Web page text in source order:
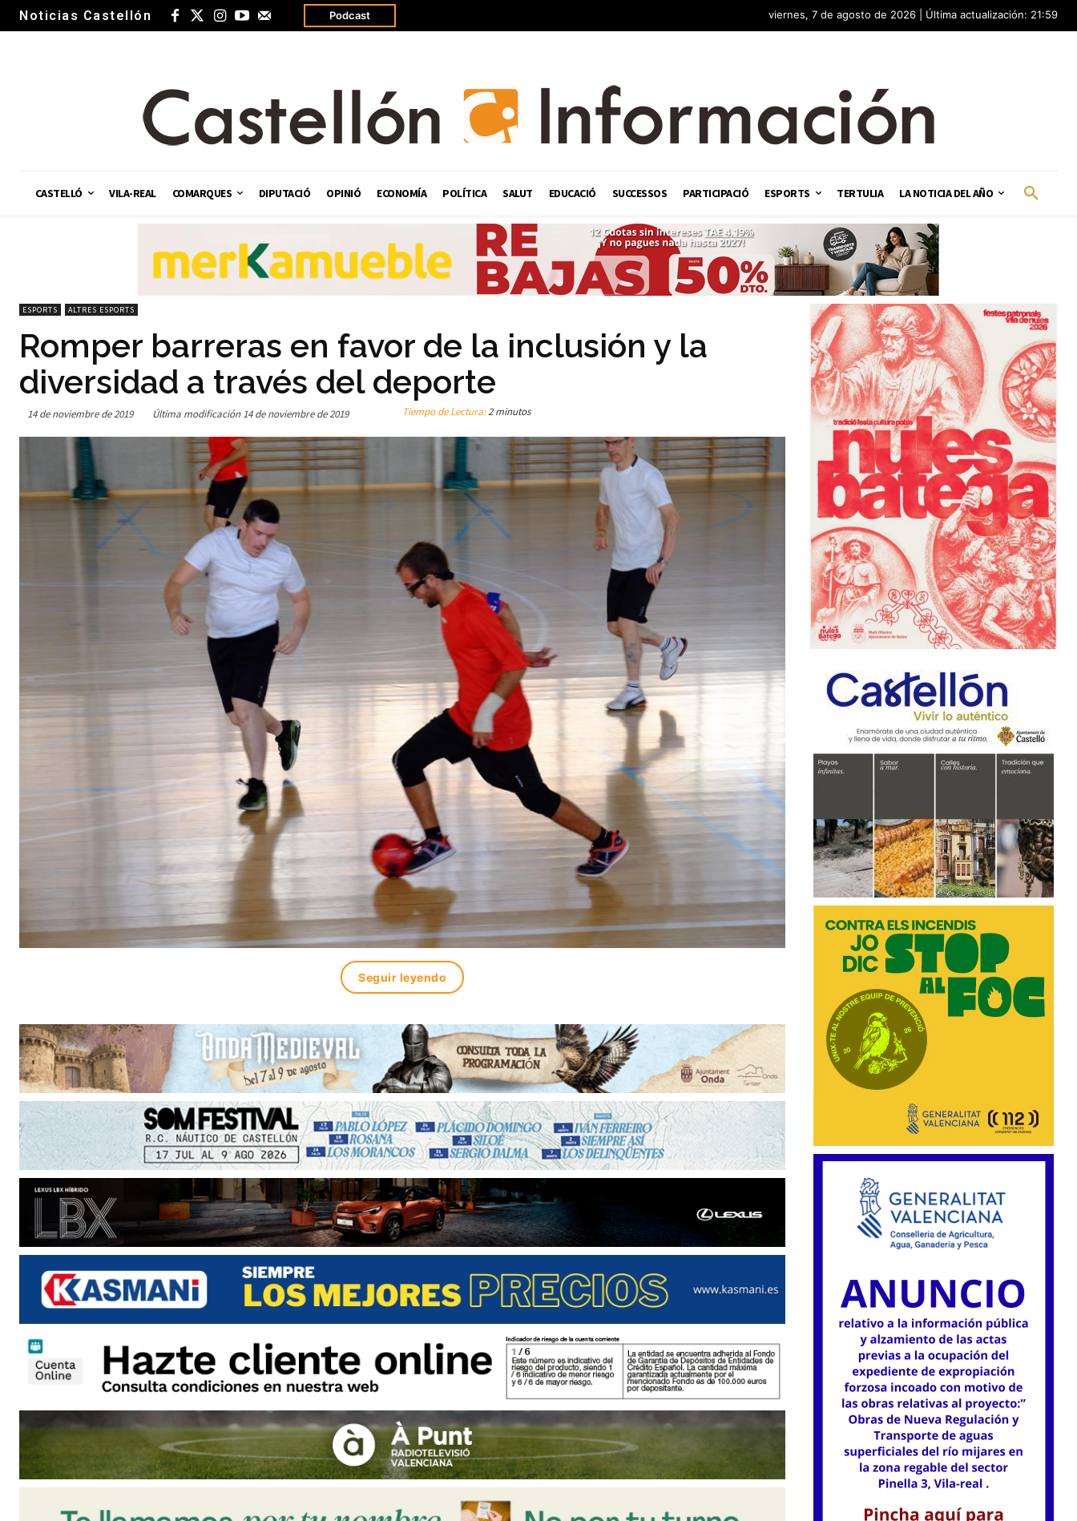
Noticias Castellón Podcast viernes, 7 de agosto de 2026 | Última actualización: 21:59
CASTELLÓ VILA-REAL COMARQUES DIPUTACIÓ OPINIÓ ECONOMÍA POLÍTICA SALUT EDUCACIÓ SUCCESSOS PARTICIPACIÓ ESPORTS TERTULIA LA NOTICIA DEL AÑO
ESPORTS ALTRES ESPORTS
Romper barreras en favor de la inclusión y la
diversidad a través del deporte
14 de noviembre de 2019 Última modificación 14 de noviembre de 2019 Tiempo de Lectura:2 minutos
Seguir leyendo